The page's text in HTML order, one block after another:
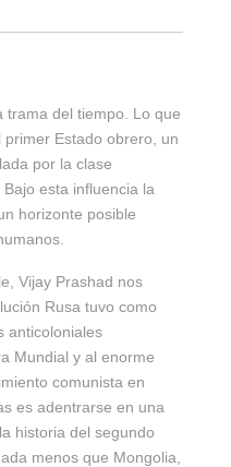
trama del tiempo. Lo que
Estado obrero, un
por la clase
esta influencia la
horizonte posible
Vijay Prashad nos
Rusa tuvo como
anticoloniales
Mundial y al enorme
comunista en
es adentrarse en una
historia del segundo
menos que Mongolia,